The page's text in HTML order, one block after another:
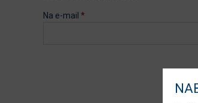
Na e-mail *